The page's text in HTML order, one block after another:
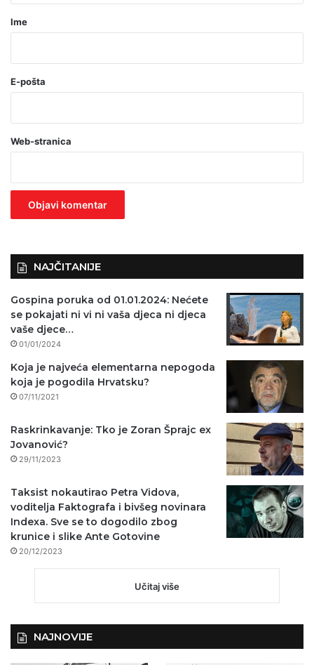
r
o
a
v
z
Ime
E-pošta
Web-stranica
NAJČITANIJE
Gospina poruka od 01.01.2024: Nećete
se pokajati ni vi ni vaša djeca ni djeca
vaše djece…
01/01/2024
Koja je najveća elementarna nepogoda
koja je pogodila Hrvatsku?
07/11/2021
Raskrinkavanje: Tko je Zoran Šprajc ex
Jovanović?
29/11/2023
Taksist nokautirao Petra Vidova,
voditelja Faktografa i bivšeg novinara
Indexa. Sve se to dogodilo zbog
krunice i slike Ante Gotovine
20/12/2023
Učitaj više
NAJNOVIJE